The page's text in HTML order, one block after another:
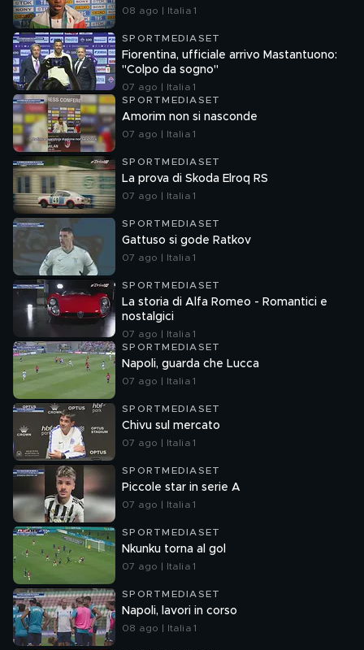
08 ago | Italia 1
SPORTMEDIASET
Fiorentina, ufficiale arrivo Mastantuono:
"Colpo da sogno"
07 ago | Italia 1
SPORTMEDIASET
Amorim non si nasconde
07 ago | Italia 1
SPORTMEDIASET
La prova di Skoda Elroq RS
07 ago | Italia 1
SPORTMEDIASET
Gattuso si gode Ratkov
07 ago | Italia 1
SPORTMEDIASET
La storia di Alfa Romeo - Romantici e
nostalgici
07 ago | Italia 1
SPORTMEDIASET
Napoli, guarda che Lucca
07 ago | Italia 1
SPORTMEDIASET
Chivu sul mercato
07 ago | Italia 1
SPORTMEDIASET
Piccole star in serie A
07 ago | Italia 1
SPORTMEDIASET
Nkunku torna al gol
07 ago | Italia 1
SPORTMEDIASET
Napoli, lavori in corso
08 ago | Italia 1